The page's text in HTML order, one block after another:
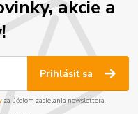
akcie a
Prihlásiť sa
za účelom zasielania newslettera.